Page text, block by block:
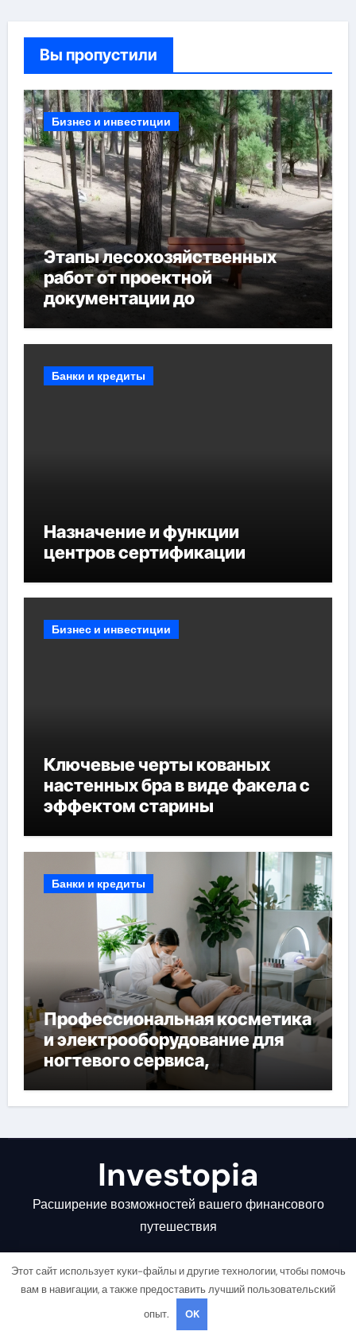
Вы пропустили
Бизнес и инвестиции
Этапы лесохозяйственных
работ от проектной
документации до
мероприятий и обустройства
Банки и кредиты
Назначение и функции
центров сертификации
Бизнес и инвестиции
Ключевые черты кованых
настенных бра в виде факела с
эффектом старины
Банки и кредиты
Профессиональная косметика
и электрооборудование для
ногтевого сервиса,
наращивания ресниц и
депиляции
Investopia
Расширение возможностей вашего финансового
путешествия
Copyright © All rights reserved |
Этот сайт использует куки-файлы и другие технологии, чтобы помочь
вам в навигации, а также предоставить лучший пользовательский
опыт.
OK